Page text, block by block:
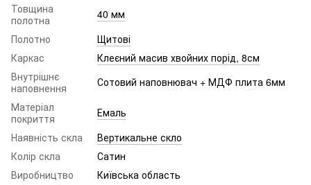
Товщина
полотна
40 мм
Полотно
Щитові
Каркас
Клеєний масив хвойних порід, 8см
Внутрішнє
наповнення
Сотовий наповнювач + МДФ плита 6мм
Матеріал
покриття
Емаль
Наявність скла
Вертикальне скло
Колір скла
Сатин
Виробництво
Київська область